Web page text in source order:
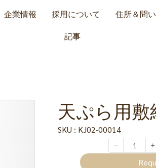
企業情報 採用について 住所＆問
記事
天ぷら用敷
SKU : KJ02-00014